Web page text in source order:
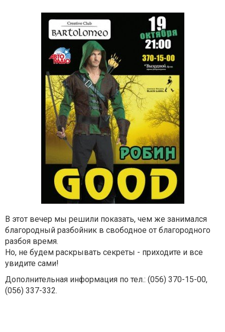
В этот вечер мы решили показать, чем же занимался
благородный разбойник в свободное от благородного
разбоя время.
Но, не будем раскрывать секреты - приходите и все
увидите сами!
Дополнительная информация по тел.: (056) 370-15-00,
(056) 337-332.